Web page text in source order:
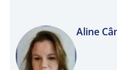
Aline